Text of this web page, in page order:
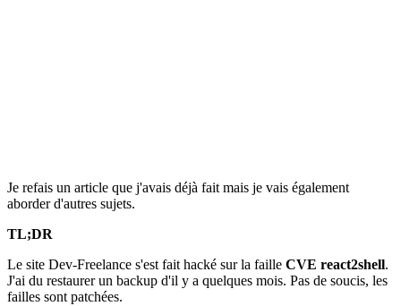
Je refais un article que j'avais déjà fait mais je vais également
aborder d'autres sujets.
TL;DR
Le site Dev-Freelance s'est fait hacké sur la faille CVE react2shell.
J'ai du restaurer un backup d'il y a quelques mois. Pas de soucis, les
failles sont patchées.